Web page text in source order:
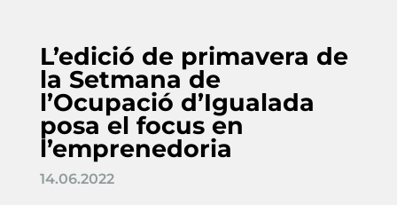
L’edició de primavera de
la Setmana de
l’Ocupació d’Igualada
posa el focus en
l’emprenedoria
14.06.2022